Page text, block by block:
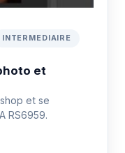
INTERMEDIAIRE
et
et se
RS6959.